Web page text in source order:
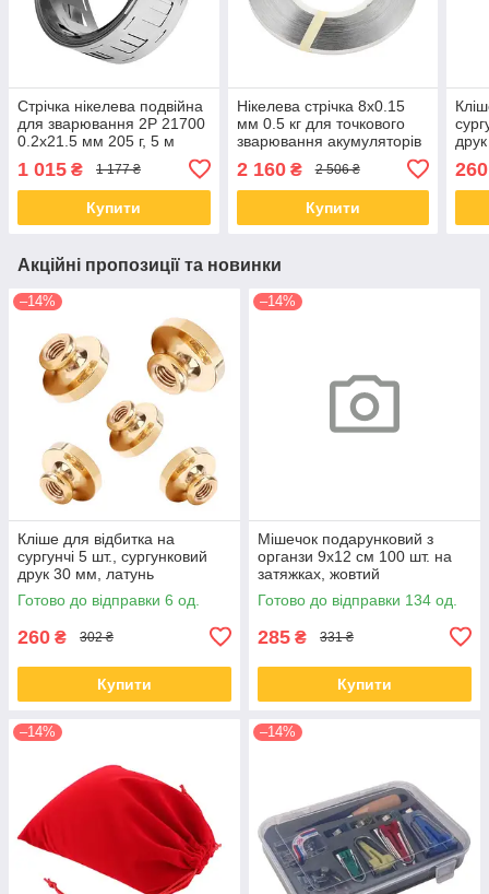
Стрічка нікелева подвійна
для зварювання 2P 21700
0.2x21.5 мм 205 г, 5 м
1 015 ₴ 1 177 ₴
Купити
Нікелева стрічка 8x0.15
мм 0.5 кг для точкового
зварювання акумуляторів
2 160₴ 2 506 ₴
Купити
260
Акційні пропозиції та новинки
–14%
Кліше для відбитка на
сургунчі 5 шт., сургунковий
друк 30 мм, латунь
Готово до відправки 6 од.
260 ₴ 302 ₴
Купити
–14%
Мішечок подарунковий з
органзи 9x12 см 100 шт. на
затяжках, жовтий
Готово до відправки 134 од.
285 ₴ 331 ₴
Купити
–14% –14%